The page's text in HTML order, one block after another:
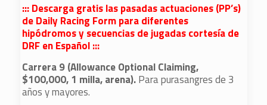
::: Descarga gratis las pasadas actuaciones (PP’s)
de Daily Racing Form para diferentes
hipódromos y secuencias de jugadas cortesía de
DRF en Español :::
Carrera 9 (Allowance Optional Claiming,
$100,000, 1 milla, arena).Para purasangres de 3
años y mayores.